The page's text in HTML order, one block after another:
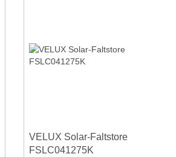
VELUX Solar-Faltstore
FSLC041275K